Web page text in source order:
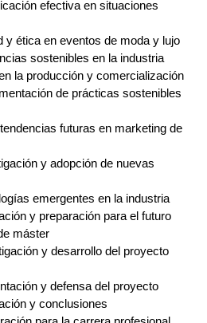
efectiva en situaciones
y ética en eventos de moda y lujo
sostenibles en la industria
la producción y comercialización
de prácticas sostenibles
futuras en marketing de
y adopción de nuevas
emergentes en la industria
y preparación para el futuro
máster
y desarrollo del proyecto
y defensa del proyecto
y conclusiones